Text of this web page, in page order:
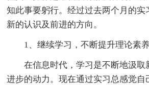
知此事要躬行。经过过去两个月的实
新的认识及前进的方向。
1、继续学习，不断提升理论素养
在信息时代，学习是不断地汲取
进步的动力。现在通过实习总感觉自